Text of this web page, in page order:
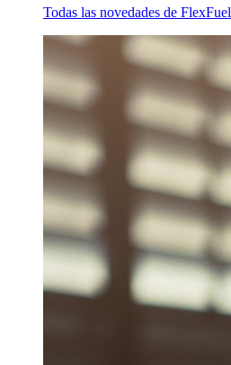
Todas las novedades de FlexFuel